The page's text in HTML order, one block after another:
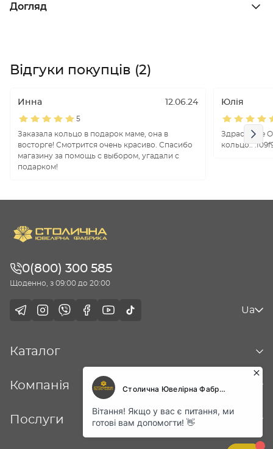
Догляд
Відгуки покупців (2)
Инна 12.06.24
5
Заказала кольцо в подарок маме, она в
восторге! Смотрится очень красиво. Спасибо
магазину за помощь с выбором, угадали с
подарком!
Юлія
Здрастуйте
кольцо..
0(800) 300 585
Щоденно, з 09:00 до 20:00
Ua
Каталог
Компанія
Послуги